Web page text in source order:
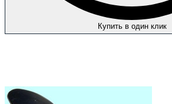
Купить в один клик